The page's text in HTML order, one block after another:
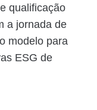
qualificação
a jornada de
modelo para
ESG de